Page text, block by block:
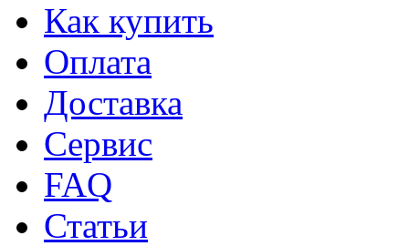
Как купить
Оплата
Доставка
Сервис
FAQ
Статьи